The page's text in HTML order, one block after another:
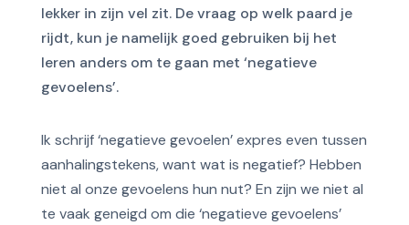
lekker in zijn vel zit. De vraag op welk paard je
rijdt, kun je namelijk goed gebruiken bij het
leren anders om te gaan met ‘negatieve
gevoelens’.
Ik schrijf ‘negatieve gevoelen’ expres even tussen
aanhalingstekens, want wat is negatief? Hebben
niet al onze gevoelens hun nut? En zijn we niet al
te vaak geneigd om die ‘negatieve gevoelens’